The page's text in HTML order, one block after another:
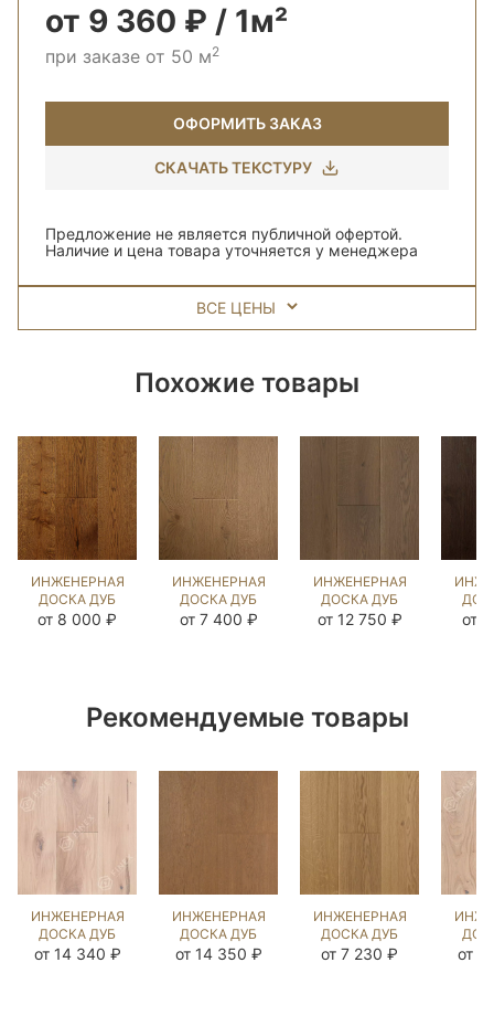
от 9 360 ₽ / 1м²
при заказе от 50 м2
ОФОРМИТЬ ЗАКАЗ
СКАЧАТЬ ТЕКСТУРУ
Предложение не является публичной офертой.
Наличие и цена товара уточняется у менеджера
ВСЕ ЦЕНЫ
Похожие товары
ИНЖЕНЕРНАЯ
ДОСКА ДУБ
18 ВЕК
от 8 000 ₽
ИНЖЕНЕРНАЯ
ДОСКА ДУБ
БЕРТ
от 7 400 ₽
ИНЖЕНЕРНАЯ
ДОСКА ДУБ
БЬЁРН
от 12 750 ₽ от
Рекомендуемые товары
ИНЖЕНЕРНАЯ
ДОСКА ДУБ
ПРИНСТОН
от 14 340 ₽
ИНЖЕНЕРНАЯ
ДОСКА ДУБ
ЗАКАТ
от 14 350 ₽
ИНЖЕНЕРНАЯ
ДОСКА ДУБ
COLONIAL
от 7 230 ₽ от